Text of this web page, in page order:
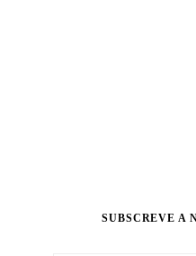
SUBSCREVE A